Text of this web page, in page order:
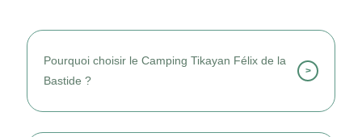
Pourquoi choisir le Camping Tikayan Félix de la
Bastide ?
>